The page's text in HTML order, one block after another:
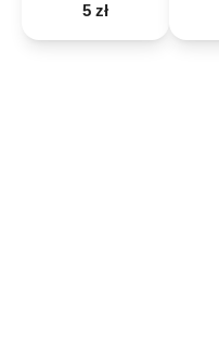
5 zł